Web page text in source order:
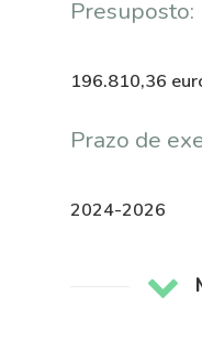
Presuposto:
196.810,36
Prazo de
2024-2026